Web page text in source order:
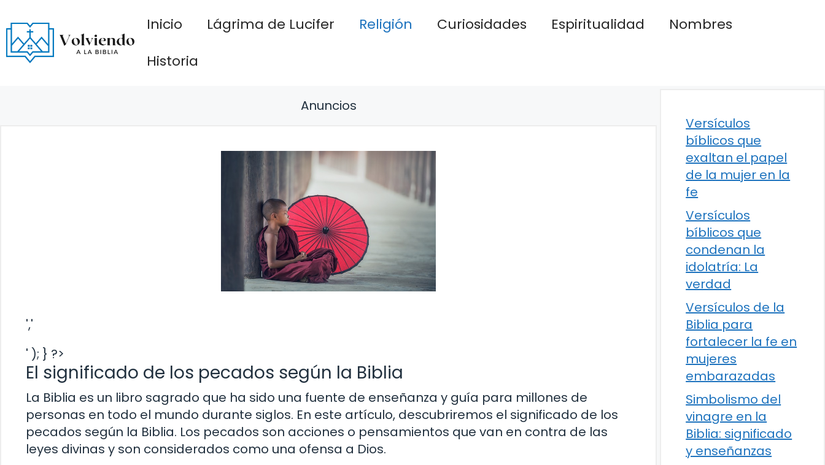
al
contenido
Inicio Lágrima de Lucifer Religión Curiosidades Espiritualidad
Nombres
Historia
Anuncios
','
' ); } ?>
El significado de los pecados según la Biblia
La Biblia es un libro sagrado que ha sido una fuente de enseñanza y guía para millones de
personas en todo el mundo durante siglos. En este artículo, descubriremos el significado de los
pecados según la Biblia. Los pecados son acciones o pensamientos que van en contra de las
leyes divinas y son considerados como una ofensa a Dios.
Versículos
bíblicos que
exaltan el papel
de la mujer en la
fe
Versículos
bíblicos que
condenan la
idolatría: La
verdad
Versículos de la
Biblia para
fortalecer la fe en
mujeres
embarazadas
Simbolismo del
vinagre en la
Biblia: significado
y enseñanzas